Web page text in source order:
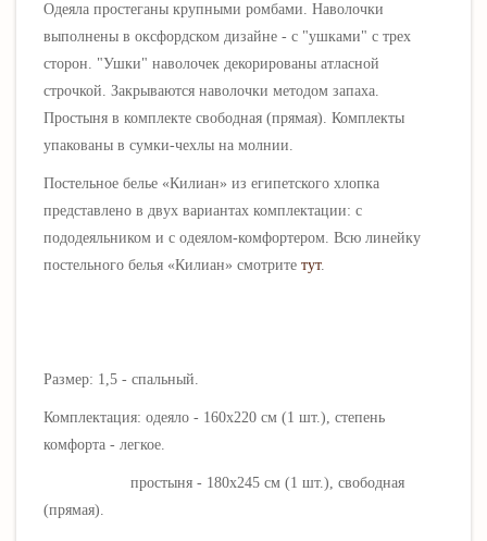
Одеяла простеганы крупными ромбами. Наволочки
выполнены в оксфордском дизайне - с "ушками" с трех
сторон. "Ушки" наволочек декорированы атласной
строчкой. Закрываются наволочки методом запаха.
Простыня в комплекте свободная (прямая). Комплекты
упакованы в сумки-чехлы на молнии.
Постельное белье «Килиан» из египетского хлопка
представлено в двух вариантах комплектации: с
пододеяльником и с одеялом-комфортером. Всю линейку
постельного белья «Килиан» смотрите тут.
Размер: 1,5 - спальный.
Комплектация: одеяло - 160х220 см (1 шт.), степень
комфорта - легкое.
простыня - 180х245 см (1 шт.), свободная
(прямая).